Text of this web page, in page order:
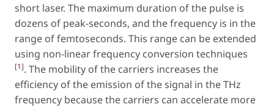
short laser. The maximum duration of the pulse is
dozens of peak-seconds, and the frequency is in the
range of femtoseconds. This range can be extended
using non-linear frequency conversion techniques
[1]. The mobility of the carriers increases the
efficiency of the emission of the signal in the THz
frequency because the carriers can accelerate more